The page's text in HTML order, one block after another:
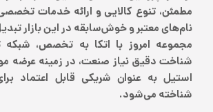
مطمئن، تنوع کالایی و ارائه خدمات تخصصی
نام‌های معتبر و خوش‌سابقه در این بازار
مجموعه امروز با اتکا به تخصص، شبکه
شناخت دقیق نیاز صنعت، در زمینه عرضه
استیل به عنوان شریکی قابل اعتماد
شناخته می‌شود.